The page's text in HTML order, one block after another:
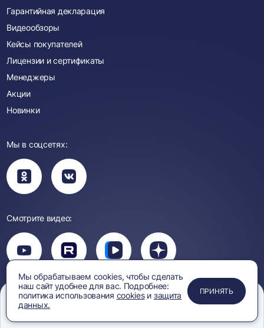
ПРИМЕНИТЬ
ЗАКРЫТЬ
ЗАКРЫТЬ
ЗАКРЫТЬ
Мы обрабатываем cookies, чтобы сделать
наш сайт удобнее для вас. Подробнее:
политика использования cookiesи защита
данных.
ПРИНЯТЬ
Гарантийная декларация
Видеообзоры
Кейсы покупателей
Лицензии и сертификаты
Менеджеры
Акции
Новинки
Мы в соцсетях:
Вы
перейдете
в
группу
Вы
перейдете
в
группу
Смотрите видео:
Вы
перейдете
на
канал
YouTube
Вы
перейдете
на
канал
Rutube
Вы
перейдете
на
канал
Вк
Видео
Вы
перейдете
на
канал
Дзен
Политика
конфиденциальности
Защита персональных
данных
Правила обработки
Согласие на обработку